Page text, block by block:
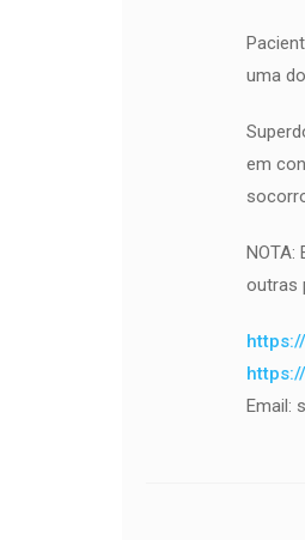
uma
em
outras
Email: